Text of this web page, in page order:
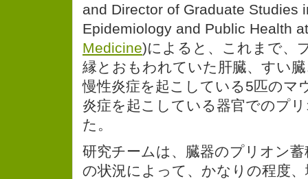
and Director of Graduate Studies
Epidemiology and Public Health
Medicine)によると、これまで、
縁とおもわれていた肝臓、すい
慢性炎症を起こしている5匹のマ
炎症を起こしている器官でのプ
た。
研究チームは、臓器のプリオン
の状況によって、かなりの程度